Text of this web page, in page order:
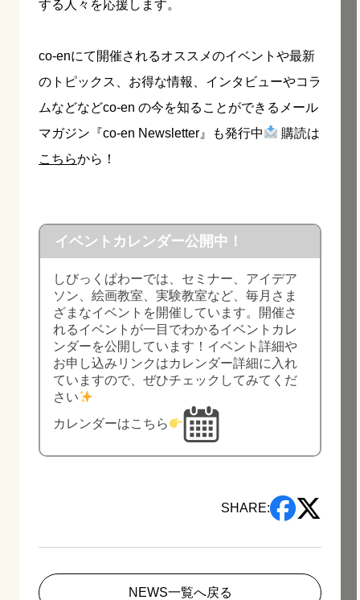
する人々を応援します。
co-enにて開催されるオススメのイベントや最新
のトピックス、お得な情報、インタビューやコラ
ムなどなどco-en の今を知ることができるメール
マガジン『co-en Newsletter』も発行中
購読は
こちらから！
イベントカレンダー公開中！
しびっくぱわーでは、セミナー、アイデア
ソン、絵画教室、実験教室など、毎月さま
ざまなイベントを開催しています。開催さ
れるイベントが一目でわかるイベントカレ
ンダーを公開しています！イベント詳細や
お申し込みリンクはカレンダー詳細に入れ
ていますので、ぜひチェックしてみてくだ
さい
カレンダーはこちら
SHARE:
NEWS一覧へ戻る